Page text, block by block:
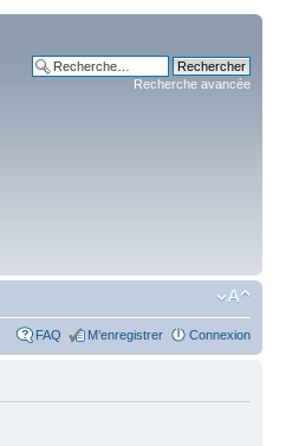
Recherche avancée
FAQ M’enregistrer Connexion